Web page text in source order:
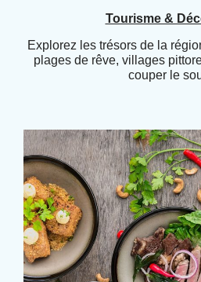
Tourisme &
Explorez les trésors de la
plages de rêve, villages
couper le